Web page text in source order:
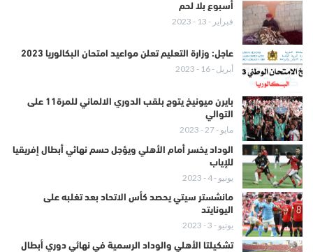
أسبوع بلا لحم
فبراير - 13 - 2023
عاجل: وزارة التعليم تعلن مواعيد امتحان البكالوريا 2023
أبريل - 16 - 2023
بايرن ميونيخ يتوج بلقب الدوري الالماني للمرة11 على
التوالي
مايو - 27 - 2023
الوداد يخسر أمام الأهلي ويؤجل حسم نهائي أبطال إفريقيا
للإياب
يونيو - 4 - 2023
مانشستر سيتي يحصد كأس الاتحاد بعد تغلبه على
اليونايتد
يونيو - 3 - 2023
تشكيلتا الأهلي والوداد الرسمية في نهائي دوري أبطال